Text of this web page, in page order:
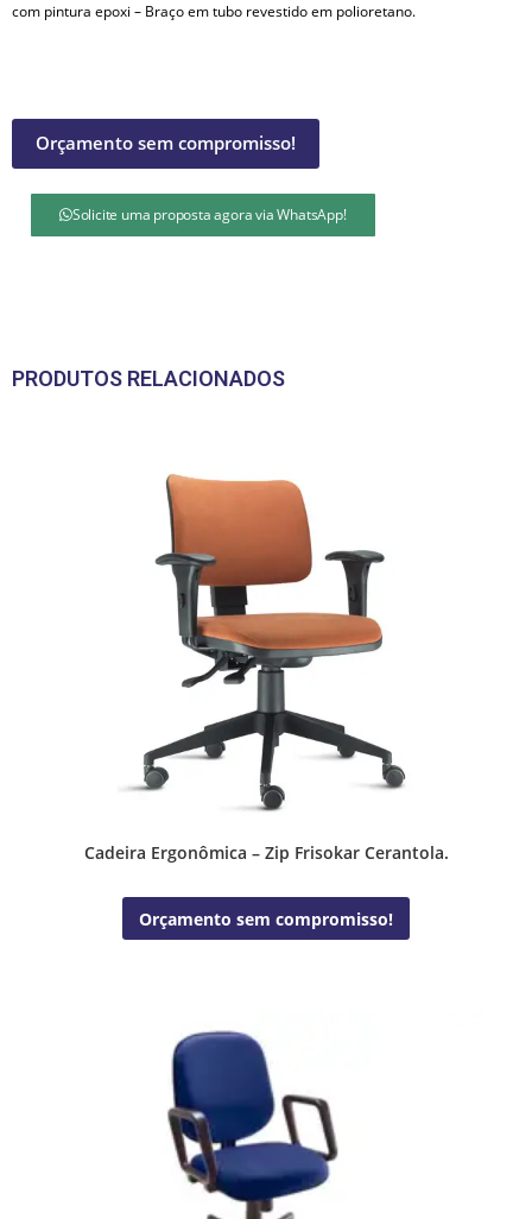
com pintura epoxi – Braço em tubo revestido em polioretano.
Orçamento sem compromisso!
Solicite uma proposta agora via WhatsApp!
PRODUTOS RELACIONADOS
Cadeira Ergonômica – Zip Frisokar Cerantola.
Orçamento sem compromisso!